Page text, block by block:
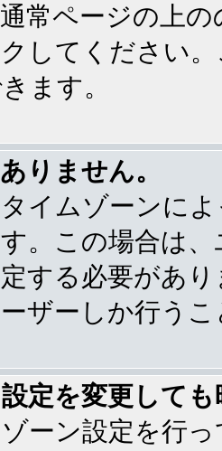
常ページの上
してください
ます。
りません。
イムゾーンに
。この場合は
する必要があ
ザーしか行う
定を変更して
ーン設定を行